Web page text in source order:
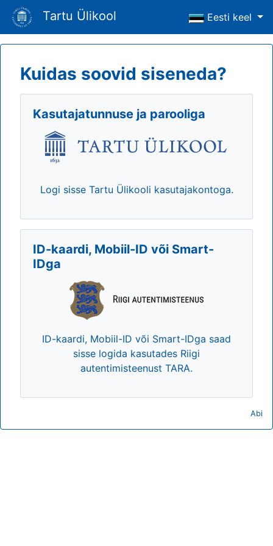
Tartu Ülikool Eesti keel
Kuidas soovid siseneda?
Kasutajatunnuse ja parooliga
Logi sisse Tartu Ülikooli kasutajakontoga.
ID-kaardi, Mobiil-ID või Smart-
IDga
ID-kaardi, Mobiil-ID või Smart-IDga saad
sisse logida kasutades Riigi
autentimisteenust TARA.
Abi